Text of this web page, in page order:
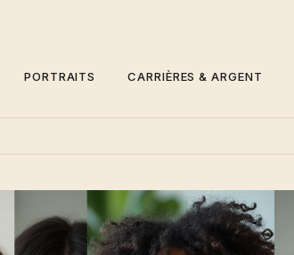
PORTRAITS CARRIÈRES & ARGENT